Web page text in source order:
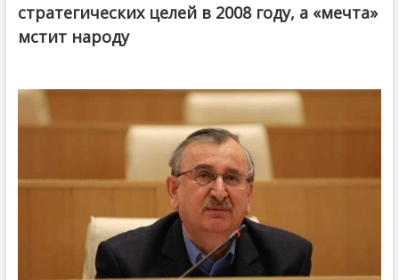
стратегических целей в 2008 году, а «мечта»
мстит народу